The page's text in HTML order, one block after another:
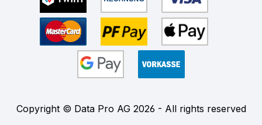
Copyright © Data Pro AG 2026 - All rights reserved